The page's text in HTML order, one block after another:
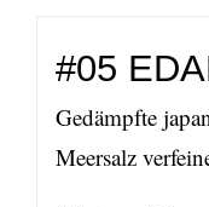
#05
Gedämpfte
Meersalz